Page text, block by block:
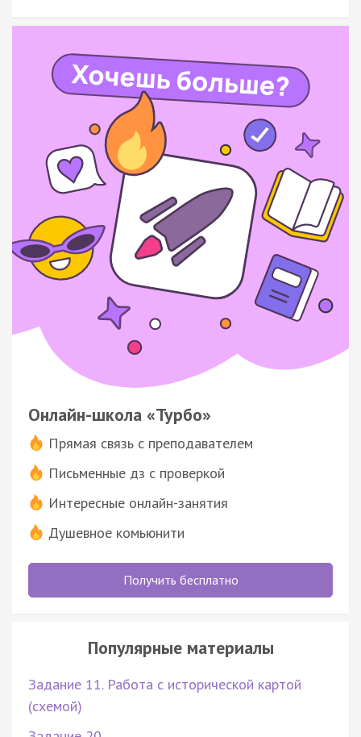
Онлайн-школа «Турбо»
Прямая связь с преподавателем
Письменные дз с проверкой
Интересные онлайн-занятия
Душевное комьюнити
Получить бесплатно
Популярные материалы
Задание 11. Работа с исторической картой
(схемой)